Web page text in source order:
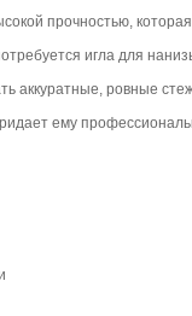
прочностью,
игла для
аккуратные, ровные
ему